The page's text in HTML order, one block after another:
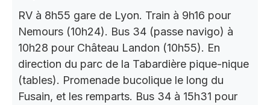
RV à 8h55 gare de Lyon. Train à 9h16 pour
Nemours (10h24). Bus 34 (passe navigo) à
10h28 pour Château Landon (10h55). En
direction du parc de la Tabardière pique-nique
(tables). Promenade bucolique le long du
Fusain, et les remparts. Bus 34 à 15h31 pour